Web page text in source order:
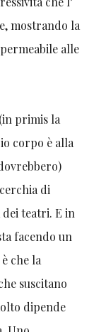
mostrando la
alle
primis la
corpo è alla
di
teatri. E in
facendo un
che la
suscitano
dipende